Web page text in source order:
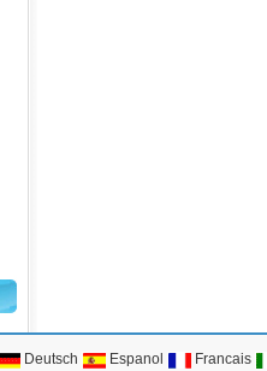
Deutsch Espanol
Francais